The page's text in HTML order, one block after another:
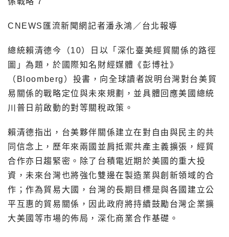
CNEWS匯流新聞網記者潘永鴻／台北報導
總統賴清德今（10）日以「深化臺美經貿關係的路徑
圖」為題，於國際知名財經媒體《彭博社》
（Bloomberg）投書，向全球讀者說明台灣對台美貿
易關係的戰略定位與未來規劃，並具體回應美國總統
川普日前啟動的對等關稅政策。
賴清德指出，台美夥伴關係建立在對自由與民主的共
同信念上，歷年來兩國並肩抵禦共產主義擴張，經貿
合作亦日趨緊密。除了台積電近期於美國的重大投
資，未來台灣也將強化雙邊在製造業與創新領域的合
作；作為貿易大國，台灣的長期目標是與各國建立公
平互惠的貿易關係，因此政府將持續鼓勵台灣企業擴
大美國等市場的佈局，深化商業合作基礎。